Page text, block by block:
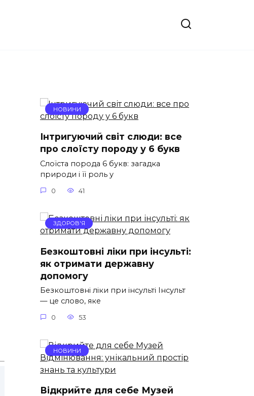
НОВИНИ
Інтригуючий світ слюди: все
про слоїсту породу у 6 букв
Слоїста порода 6 букв: загадка
природи і її роль у
0 41
ЗДОРОВ'Я
Безкоштовні ліки при інсульті:
як отримати державну
допомогу
Безкоштовні ліки при інсульті Інсульт
— це слово, яке
0 53
НОВИНИ
Відкрийте для себе Музей